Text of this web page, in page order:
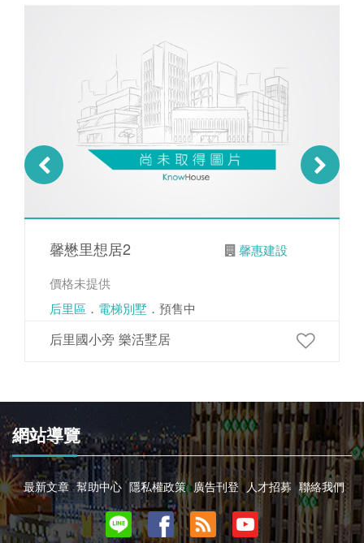
馨懋里想居2
馨惠建設
價格未提供
后里區 ． 電梯別墅 ．預售中
后里國小旁 樂活墅居
網站導覽
最新文章 幫助中心 隱私權政策 廣告刊登 人才招募 聯絡我們